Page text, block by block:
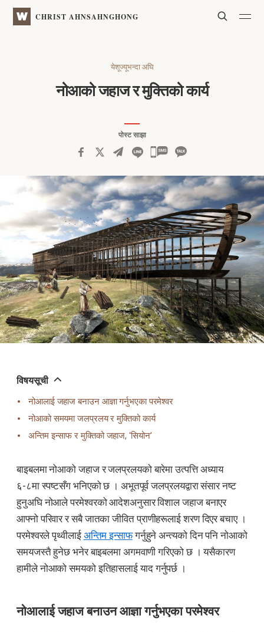
WATVCHRIST AHNSAHNGHONG Search
येशूज्यूभन्दा अघि
नोआको जहाज र मुक्तिको कार्य
पोस्ट साझा
카
톡
공
유
하
기
विषयसूची
नोआलाई जहाज बनाउन आज्ञा गर्नुभएका परमेश्वर
नोआको समयमा जलप्रलय र मुक्तिको कार्य
अन्तिम इन्साफ र मुक्तिको जहाज, ‘सियोन’
बाइबलमा नोआको जहाज र जलप्रलयको बारेमा उत्पत्ति अध्याय
६-८मा स्पष्टसँग भनिएको छ । अभूतपूर्व जलप्रलयद्वारा संसार नष्ट
हुनुअघि नोआले परमेश्वरको आदेशअनुसार विशाल जहाज बनाएर
आफ्नो परिवार र सबै जातका जीवित प्राणीहरूलाई शरण दिएर बचाए ।
परमेश्वरले पृथ्वीलाई अन्तिम इन्साफगर्नुहुने अन्त्यको दिन पनि नोआको
समयजस्तै हुनेछ भनेर बाइबलमा अगमवाणी गरिएको छ । यसैकारण
हामीले नोआको समयको इतिहासलाई याद गर्नुपर्छ ।
नोआलाई जहाज बनाउन आज्ञा गर्नुभएका परमेश्वर